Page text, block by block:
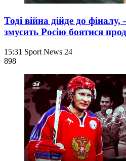
Тоді війна дійде до
змусить Росію боятися
15:31 Sport News 24
898